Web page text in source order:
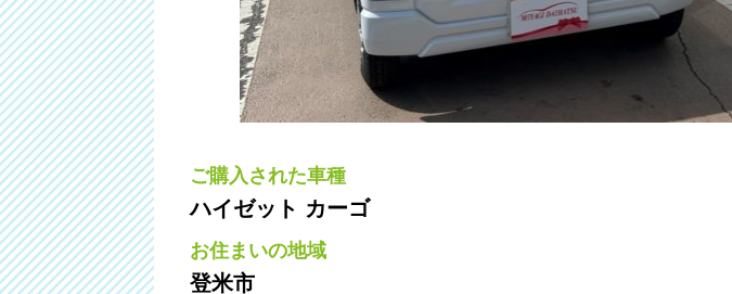
ご購入された車種
ハイゼット カーゴ
お住まいの地域
登米市